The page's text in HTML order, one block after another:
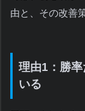
由と、その改善
理由1：勝
いる